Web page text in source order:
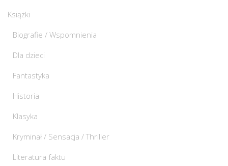
Książki
Biografie / Wspomnienia
Dla dzieci
Fantastyka
Historia
Klasyka
Kryminał / Sensacja / Thriller
Literatura faktu